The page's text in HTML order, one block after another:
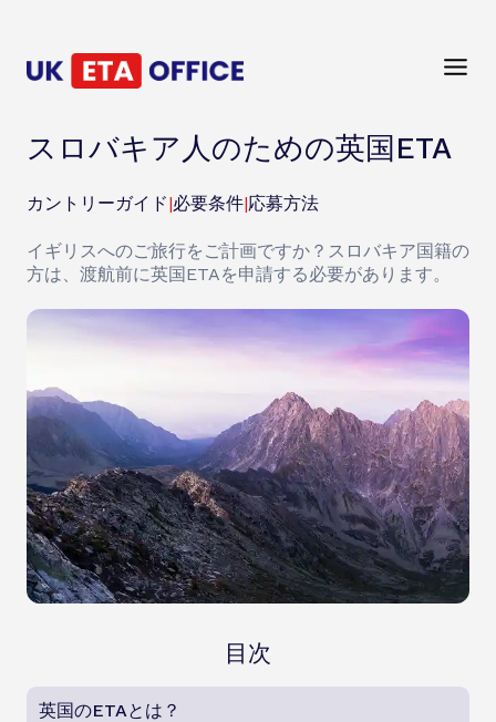
スロバキア人のための英国ETA
カントリーガイド|必要条件|応募方法
イギリスへのご旅行をご計画ですか？スロバキア国籍の
方は、渡航前に英国ETAを申請する必要があります。
目次
英国のETAとは？